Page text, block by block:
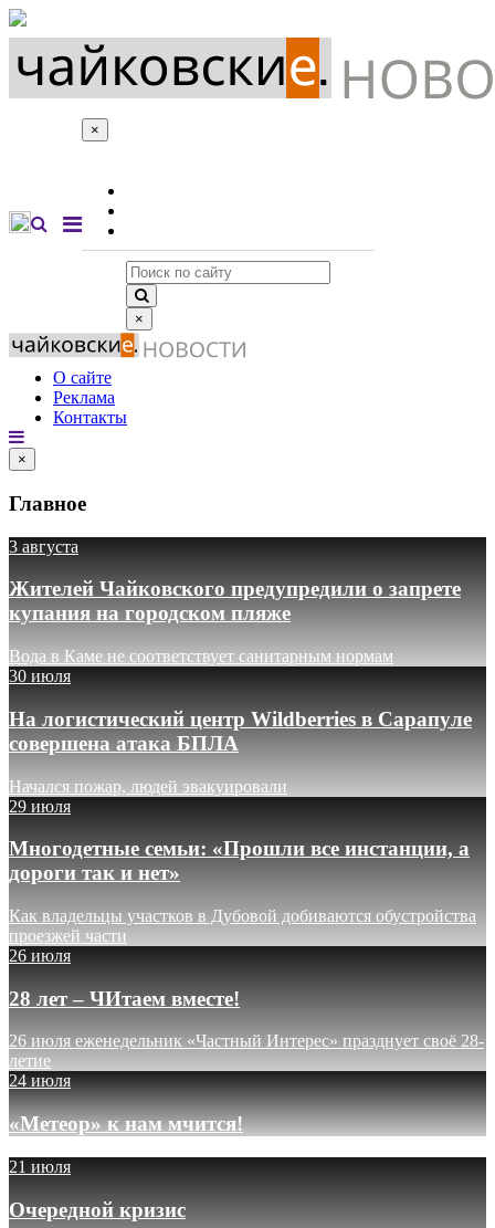
×
×
О сайте
Реклама
Контакты
×
Главное
3 августа
Жителей Чайковского предупредили о запрете
купания на городском пляже
Вода в Каме не соответствует санитарным нормам
30 июля
На логистический центр Wildberries в Сарапуле
совершена атака БПЛА
Начался пожар, людей эвакуировали
29 июля
Многодетные семьи: «Прошли все инстанции, а
дороги так и нет»
Как владельцы участков в Дубовой добиваются обустройства
проезжей части
26 июля
28 лет – ЧИтаем вместе!
26 июля еженедельник «Частный Интерес» празднует своё 28-
летие
24 июля
«Метеор» к нам мчится!
21 июля
Очередной кризис